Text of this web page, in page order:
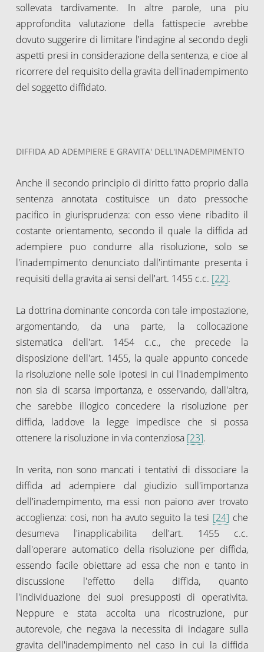
sollevata tardivamente. In altre parole, una piu
approfondita valutazione della fattispecie avrebbe
dovuto suggerire di limitare l'indagine al secondo degli
aspetti presi in considerazione della sentenza, e cioe al
ricorrere del requisito della gravita dell'inadempimento
del soggetto diffidato.
DIFFIDA AD ADEMPIERE E GRAVITA' DELL'INADEMPIMENTO
Anche il secondo principio di diritto fatto proprio dalla
sentenza annotata costituisce un dato pressoche
pacifico in giurisprudenza: con esso viene ribadito il
costante orientamento, secondo il quale la diffida ad
adempiere puo condurre alla risoluzione, solo se
l'inadempimento denunciato dall'intimante presenta i
requisiti della gravita ai sensi dell'art. 1455 c.c. [22].
La dottrina dominante concorda con tale impostazione,
argomentando, da una parte, la collocazione
sistematica dell'art. 1454 c.c., che precede la
disposizione dell'art. 1455, la quale appunto concede
la risoluzione nelle sole ipotesi in cui l'inadempimento
non sia di scarsa importanza, e osservando, dall'altra,
che sarebbe illogico concedere la risoluzione per
diffida, laddove la legge impedisce che si possa
ottenere la risoluzione in via contenziosa [23].
In verita, non sono mancati i tentativi di dissociare la
diffida ad adempiere dal giudizio sull'importanza
dell'inadempimento, ma essi non paiono aver trovato
accoglienza: cosi, non ha avuto seguito la tesi [24] che
desumeva l'inapplicabilita dell'art. 1455 c.c.
dall'operare automatico della risoluzione per diffida,
essendo facile obiettare ad essa che non e tanto in
discussione l'effetto della diffida, quanto
l'individuazione dei suoi presupposti di operativita.
Neppure e stata accolta una ricostruzione, pur
autorevole, che negava la necessita di indagare sulla
gravita dell'inadempimento nel caso in cui la diffida